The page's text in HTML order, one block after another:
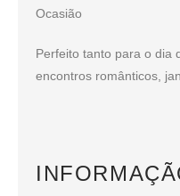
Ocasião
Perfeito tanto para o dia
encontros românticos,